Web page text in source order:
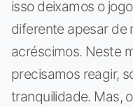
isso deixamos o
diferente apesar de
acréscimos. Neste
precisamos reagir,
tranquilidade. Mas,